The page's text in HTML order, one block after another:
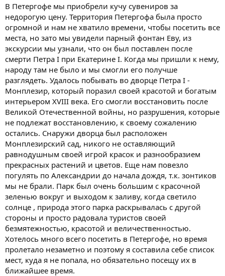
В Петергофе мы приобрели кучу сувениров за
недорогую цену. Территория Петергофа была просто
огромной и нам не хватило времени, чтобы посетить все
места, но зато мы увидели парный фонтан Еву, из
экскурсии мы узнали, что он был поставлен после
смерти Петра I при Екатерине I. Когда мы пришли к нему,
народу там не было и мы смогли его получше
разглядеть. Удалось побывать во дворце Петра I -
Монплезир, который поразил своей красотой и богатым
интерьером XVIII века. Его смогли восстановить после
Великой Отечественной войны, но разрушения, которые
не подлежат восстановлению, к своему сожалению
остались. Снаружи дворца был расположен
Монплезирский сад, никого не оставляющий
равнодушным своей игрой красок и разнообразием
прекрасных растений и цветов. Еще нам повезло
погулять по Александрии до начала дождя, т.к. зонтиков
мы не брали. Парк был очень большим с красочной
зеленью вокруг и выходом к заливу, когда светило
солнце , природа этого парка раскрывалась с другой
стороны и просто радовала туристов своей
безмятежностью, красотой и величественностью.
Хотелось много всего посетить в Петергофе, но время
пролетало незаметно и поэтому я составила себе список
мест, куда я не попала, но обязательно посещу их в
ближайшее время.